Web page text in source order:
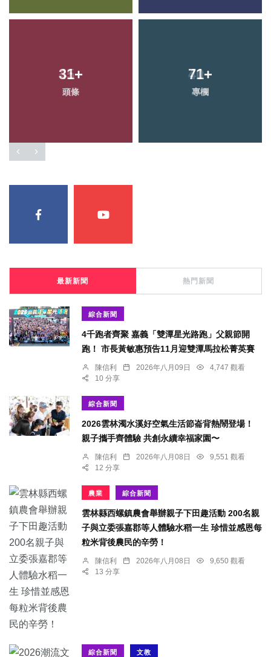
31+
頭條
71+
專欄
最新新聞 熱門新聞
綜合新聞
4千跑者齊聚 嘉義「雙潭星光路跑」父親節開
跑！ 市長黃敏惠預告11月迎雙潭馬拉松菁英賽
陳信利 2026年八月09日
4,747 觀看
10 分享
綜合新聞
2026雲林濁水溪好空氣生活節崙背熱鬧登場！
親子攜手齊體驗 共創永續幸福家園〜
陳信利 2026年八月08日
9,551 觀看
12 分享
農業 綜合新聞
雲林縣西螺鎮農會舉辦親子下田趣活動 200名親
子與立委張嘉郡等人體驗水稻一生 珍惜並感恩每
粒米背後農民的辛勞！
陳信利 2026年八月08日
9,650 觀看
13 分享
綜合新聞 文教